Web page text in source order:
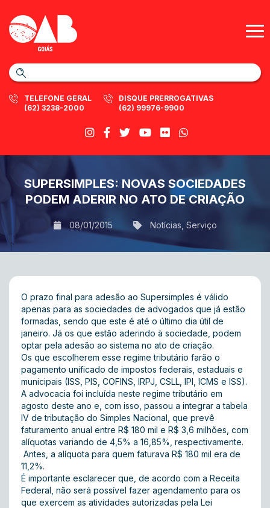
TELEFONE GERAL
(62) 3238-2000
DISQUE PRERROGATIVAS
(62) 99976-9900
SUPERSIMPLES: NOVAS SOCIEDADES
PODEM ADERIR NO ATO DE CRIAÇÃO
08/01/2015 Notícias Serviço
O prazo final para adesão ao Supersimples é válido
apenas para as sociedades de advogados que já estão
formadas, sendo que este é até o último dia útil de
janeiro. Já os que estão aderindo à sociedade, podem
optar pela adesão ao sistema no ato de criação.
Os que escolherem esse regime tributário farão o
pagamento unificado de impostos federais, estaduais e
municipais (ISS, PIS, COFINS, IRPJ, CSLL, IPI, ICMS e ISS).
A advocacia foi incluída neste regime tributário em
agosto deste ano e, com isso, passou a integrar a tabela
IV de tributação do Simples Nacional, que prevê
faturamento anual entre R$ 180 mil e R$ 3,6 milhões, com
alíquotas variando de 4,5% a 16,85%, respectivamente.
Antes, a alíquota para quem faturava R$ 180 mil era de
11,2%.
É importante esclarecer que, de acordo com a Receita
Federal, não será possível fazer agendamento para os
que exercem as atividades autorizadas pela Lei